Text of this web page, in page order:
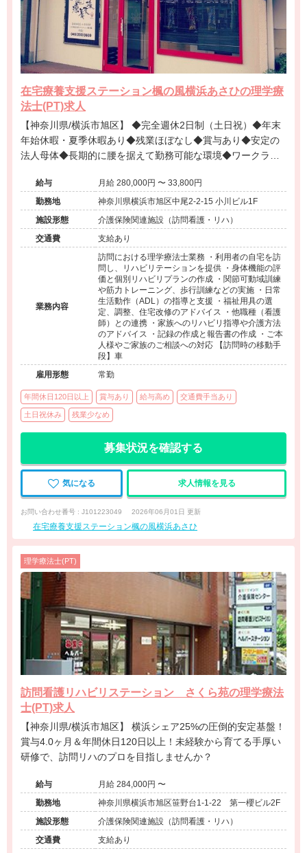
在宅療養支援ステーション楓の風横浜あさひの理学療
法士(PT)求人
【神奈川県/横浜市旭区】 ◆完全週休2日制（土日祝）◆年末
年始休暇・夏季休暇あり◆残業ほぼなし◆賞与あり◆安定の
法人母体◆長期的に腰を据えて勤務可能な環境◆ワークライ
給与
月給 280,000円 〜 33,800円
勤務地
神奈川県横浜市旭区中尾2-2-15 小川ビル1F
施設形態
介護保険関連施設（訪問看護・リハ）
交通費
支給あり
業務内容
訪問における理学療法士業務 ・利用者の自宅を訪
問し、リハビリテーションを提供 ・身体機能の評
価と個別リハビリプランの作成 ・関節可動域訓練
や筋力トレーニング、歩行訓練などの実施 ・日常
生活動作（ADL）の指導と支援 ・福祉用具の選
定、調整、住宅改修のアドバイス ・他職種（看護
師）との連携 ・家族へのリハビリ指導や介護方法
のアドバイス ・記録の作成と報告書の作成 ・ご本
人様やご家族のご相談への対応 【訪問時の移動手
段】車
雇用形態
常勤
年間休日120日以上 賞与あり 給与高め 交通費手当あり
土日祝休み 残業少なめ
募集状況を確認する
気になる 求人情報を見る
お問い合わせ番号 : J101223049 2026年06月01日 更新
在宅療養支援ステーション楓の風横浜あさひ
理学療法士(PT)
訪問看護リハビリステーション さくら苑の理学療法
士(PT)求人
【神奈川県/横浜市旭区】 横浜シェア25%の圧倒的安定基盤！
賞与4.0ヶ月＆年間休日120日以上！未経験から育てる手厚い
研修で、訪問リハのプロを目指しませんか？
給与
月給 284,000円 〜
勤務地
神奈川県横浜市旭区笹野台1-1-22 第一櫻ビル2F
施設形態
介護保険関連施設（訪問看護・リハ）
交通費
支給あり